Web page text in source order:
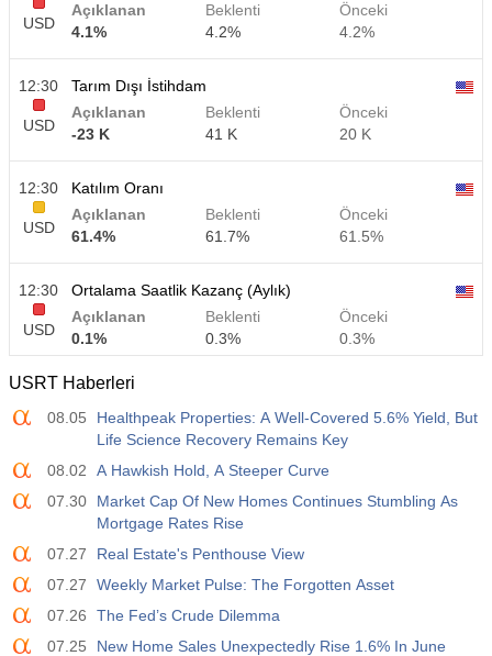
USD
Açıklanan
4.1%
Beklenti
4.2%
Önceki
4.2%
12:30
USD
Tarım Dışı İstihdam
Açıklanan
-23 K
Beklenti
41 K
Önceki
20 K
12:30
USD
Katılım Oranı
Açıklanan
61.4%
Beklenti
61.7%
Önceki
61.5%
12:30
USD
Ortalama Saatlik Kazanç (Aylık)
Açıklanan
0.1%
Beklenti
0.3%
Önceki
0.3%
12:30
Ortalama Saatlik Kazanç (Yıllık)
Açıklanan
3.2%
Beklenti
3.5%
Önceki
3.5%
12:30
Özel Tarım Dışı Bordrolar
Açıklanan
Beklenti
12:30
USD
U6 İşsizlik Oranı
Açıklanan
7.9%
Beklenti
7.9%
7.9%
USRT Haberleri
08.05
Healthpeak Properties: A Well-Covered 5.6% Yield, But
Life Science Recovery Remains Key
08.02
A Hawkish Hold, A Steeper Curve
07.30
Market Cap Of New Homes Continues Stumbling As
Mortgage Rates Rise
07.27
Real Estate's Penthouse View
07.27
Weekly Market Pulse: The Forgotten Asset
07.26
The Fed’s Crude Dilemma
07.25
New Home Sales Unexpectedly Rise 1.6% In June